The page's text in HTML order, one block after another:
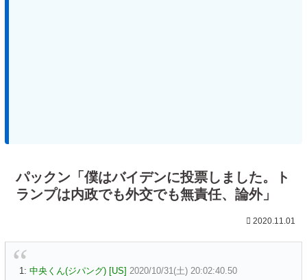
パックン「僕はバイデンに投票しました。ト
ランプは内政でも外交でも無責任、論外」
2020.11.01
1: 中央くん(ジパング) [US] 2020/10/31(土) 20:02:40.50